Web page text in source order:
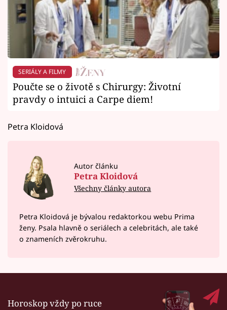
SERIÁLY A FILMY
Poučte se o životě s Chirurgy: Životní
pravdy o intuici a Carpe diem!
Petra Kloidová
Autor článku
Petra Kloidová
Všechny články autora
Petra Kloidová je bývalou redaktorkou webu Prima
ženy. Psala hlavně o seriálech a celebritách, ale také
o znameních zvěrokruhu.
Horoskop vždy po ruce